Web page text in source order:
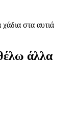
στα αυτιά
άλλα